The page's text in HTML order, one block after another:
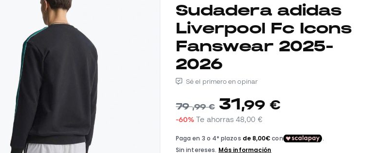
Sudadera adidas
Liverpool Fc Icons
Fanswear 2025-
2026
Sé el primero en opinar
79,99 € 31,99 €
-60% Te ahorras48,00 €